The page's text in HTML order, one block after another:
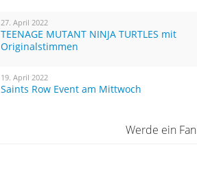
27. April 2022
TEENAGE MUTANT NINJA TURTLES mit
Originalstimmen
19. April 2022
Saints Row Event am Mittwoch
Werde ein Fan